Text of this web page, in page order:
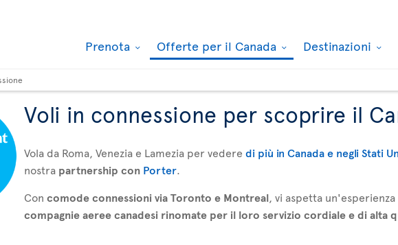
Prenota Offerte per il Canada Destinazioni
Voli in connessione per scoprire il
Vola da Roma, Venezia e Lamezia per vedere di più in Canada e negli Stati
nostra partnership con Porter.
Con comode connessioni via Toronto e Montreal, vi aspetta
compagnie aeree canadesi rinomate per il loro servizio cordiale e di alta